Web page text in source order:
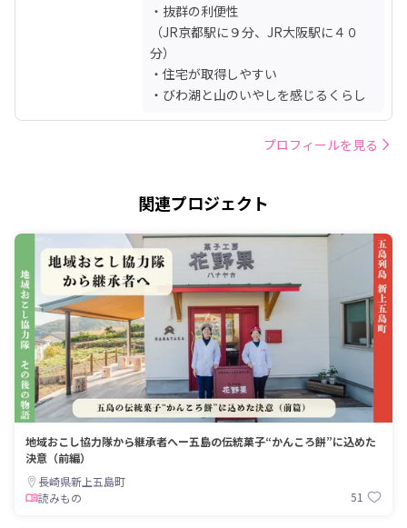
・抜群の利便性
（JR京都駅に９分、JR大阪駅に４０
分）
・住宅が取得しやすい
・びわ湖と山のいやしを感じるくらし
プロフィールを見る
関連プロジェクト
地域おこし協力隊から継承者へー五島の伝統菓子“かんころ餅”に込めた
決意（前編）
長崎県新上五島町
読みもの
51